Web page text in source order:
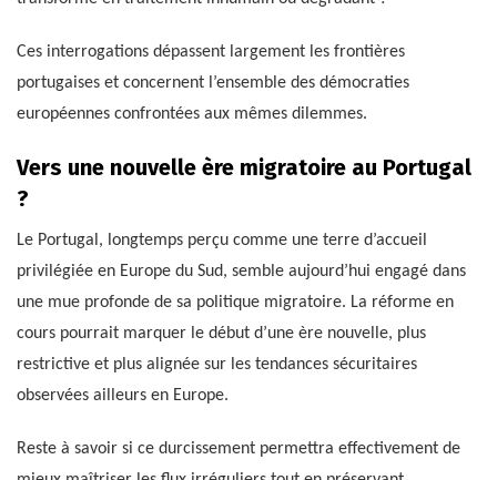
Ces interrogations dépassent largement les frontières
portugaises et concernent l’ensemble des démocraties
européennes confrontées aux mêmes dilemmes.
Vers une nouvelle ère migratoire au Portugal
?
Le Portugal, longtemps perçu comme une terre d’accueil
privilégiée en Europe du Sud, semble aujourd’hui engagé dans
une mue profonde de sa politique migratoire. La réforme en
cours pourrait marquer le début d’une ère nouvelle, plus
restrictive et plus alignée sur les tendances sécuritaires
observées ailleurs en Europe.
Reste à savoir si ce durcissement permettra effectivement de